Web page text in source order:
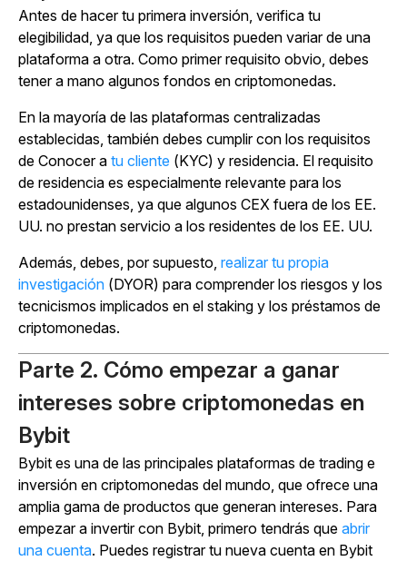
Antes de hacer tu primera inversión, verifica tu
elegibilidad, ya que los requisitos pueden variar de una
plataforma a otra. Como primer requisito obvio, debes
tener a mano algunos fondos en criptomonedas.
En la mayoría de las plataformas centralizadas
establecidas, también debes cumplir con los requisitos
de Conocer a tu cliente (KYC) y residencia. El requisito
de residencia es especialmente relevante para los
estadounidenses, ya que algunos CEX fuera de los EE.
UU. no prestan servicio a los residentes de los EE. UU.
Además, debes, por supuesto, realizar tu propia
investigación (DYOR) para comprender los riesgos y los
tecnicismos implicados en el staking y los préstamos de
criptomonedas.
Parte 2. Cómo empezar a ganar
intereses sobre criptomonedas en
Bybit
Bybit es una de las principales plataformas de trading e
inversión en criptomonedas del mundo, que ofrece una
amplia gama de productos que generan intereses. Para
empezar a invertir con Bybit, primero tendrás que abrir
una cuenta. Puedes registrar tu nueva cuenta en Bybit